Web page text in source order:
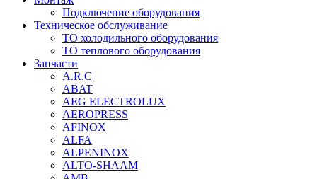
Подключение оборудования
Техническое обслуживание
ТО холодильного оборудования
ТО теплового оборудования
Запчасти
A.R.C
ABAT
AEG ELECTROLUX
AEROPRESS
AFINOX
ALFA
ALPENINOX
ALTO-SHAAM